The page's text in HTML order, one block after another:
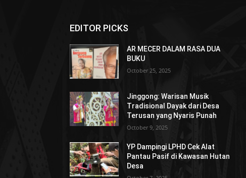
EDITOR PICKS
AR MECER DALAM RASA DUA
BUKU
October 25, 2025
Jinggong: Warisan Musik
Tradisional Dayak dari Desa
Terusan yang Nyaris Punah
October 9, 2025
YP Dampingi LPHD Cek Alat
Pantau Pasif di Kawasan Hutan
Desa